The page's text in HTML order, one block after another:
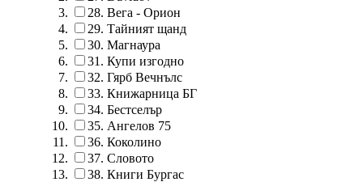
28. Вега - Орион
29. Тайният щанд
30. Магнаура
31. Купи изгодно
32. Гярб Вечнълс
33. Книжарница БГ
34. Бестселър
35. Ангелов 75
36. Коколино
37. Словото
38. Книги Бургас